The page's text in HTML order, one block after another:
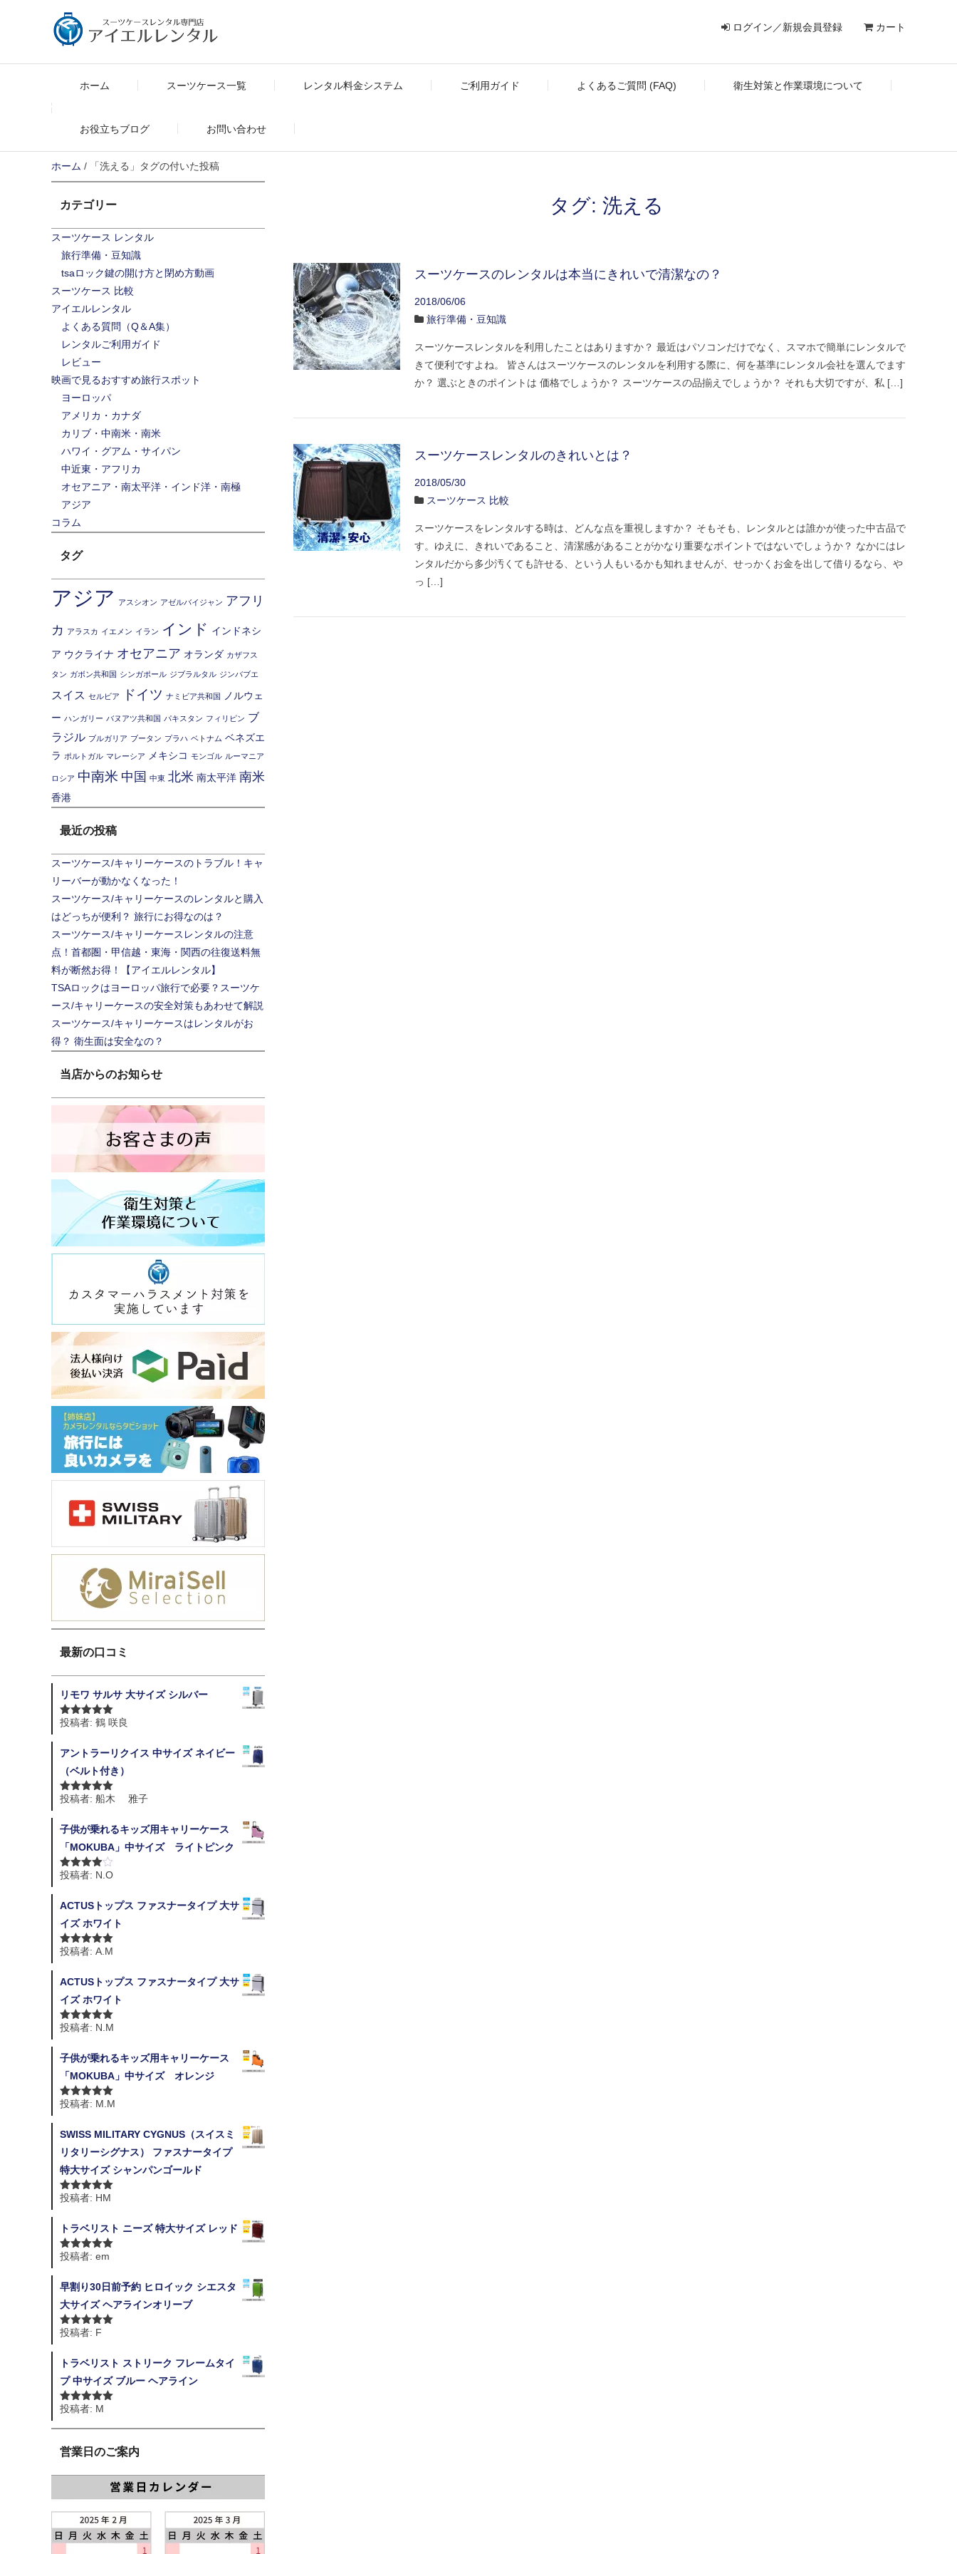
ログイン／新規会員登録 カート
ホーム スーツケース一覧 レンタル料金システム ご利用ガイド よくあるご質問 (FAQ) 衛生対策と作業環境について
お役立ちブログ お問い合わせ
ホーム / 「洗える」タグの付いた投稿
タグ: 洗える
スーツケースのレンタルは本当にきれいで清潔なの？
2018/06/06
旅行準備・豆知識
スーツケースレンタルを利用したことはありますか？ 最近はパソコンだけでなく、スマホで簡単にレンタルで
きて便利ですよね。 皆さんはスーツケースのレンタルを利用する際に、何を基準にレンタル会社を選んでます
か？ 選ぶときのポイントは 価格でしょうか？ スーツケースの品揃えでしょうか？ それも大切ですが、私 […]
スーツケースレンタルのきれいとは？
2018/05/30
スーツケース 比較
スーツケースをレンタルする時は、どんな点を重視しますか？ そもそも、レンタルとは誰かが使った中古品で
す。ゆえに、きれいであること、清潔感があることがかなり重要なポイントではないでしょうか？ なかにはレ
ンタルだから多少汚くても許せる、という人もいるかも知れませんが、せっかくお金を出して借りるなら、や
っ […]
カテゴリー
スーツケース レンタル
旅行準備・豆知識
tsaロック鍵の開け方と閉め方動画
スーツケース 比較
アイエルレンタル
よくある質問（Q＆A集）
レンタルご利用ガイド
レビュー
映画で見るおすすめ旅行スポット
ヨーロッパ
アメリカ・カナダ
カリブ・中南米・南米
ハワイ・グアム・サイパン
中近東・アフリカ
オセアニア・南太平洋・インド洋・南極
アジア
コラム
タグ
アジア アスシオン アゼルバイジャン アフリ
カ アラスカ イエメン イラン インド インドネシ
ア ウクライナ オセアニア オランダ カザフス
タン ガボン共和国 シンガポール ジブラルタル ジンバブエ
スイス セルビア ドイツ ナミビア共和国
ノルウェ
ー ハンガリー バヌアツ共和国 パキスタン フィリピン ブ
ラジル ブルガリア ブータン プラハ ベトナム ベネズエ
ラ ポルトガル マレーシア メキシコ モンゴル ルーマニア
ロシア 中南米 中国 中東 北米 南太平洋 南米
香港
最近の投稿
スーツケース/キャリーケースのトラブル！キャ
リーバーが動かなくなった！
スーツケース/キャリーケースのレンタルと購入
はどっちが便利？ 旅行にお得なのは？
スーツケース/キャリーケースレンタルの注意
点！首都圏・甲信越・東海・関西の往復送料無
料が断然お得！【アイエルレンタル】
TSAロックはヨーロッパ旅行で必要？スーツケ
ース/キャリーケースの安全対策もあわせて解説
スーツケース/キャリーケースはレンタルがお
得？ 衛生面は安全なの？
当店からのお知らせ
最新の口コミ
リモワ サルサ 大サイズ シルバー
5段階中 5の
投稿者: 鶴 咲良
アントラーリクイス 中サイズ ネイビー
（ベルト付き）
5段階中 5の
投稿者: 船木 雅子
子供が乗れるキッズ用キャリーケース
「MOKUBA」中サイズ ライトピンク
5段階中 4
投稿者: N.O
ACTUSトップス ファスナータイプ 大サ
イズ ホワイト
5段階中 5の
投稿者: A.M
ACTUSトップス ファスナータイプ 大サ
イズ ホワイト
5段階中 5の
投稿者: N.M
子供が乗れるキッズ用キャリーケース
「MOKUBA」中サイズ オレンジ
5段階中 5の
投稿者: M.M
SWISS MILITARY CYGNUS（スイスミ
リタリーシグナス） ファスナータイプ
特大サイズ シャンパンゴールド
5段階中 5の
投稿者: HM
トラベリスト ニーズ 特大サイズ レッド
5段階中 5の
投稿者: em
早割り30日前予約 ヒロイック シエスタ
大サイズ ヘアラインオリーブ
5段階中 5の
投稿者: F
トラベリスト ストリーク フレームタイ
プ 中サイズ ブルー ヘアライン
5段階中 5の
投稿者: M
営業日のご案内